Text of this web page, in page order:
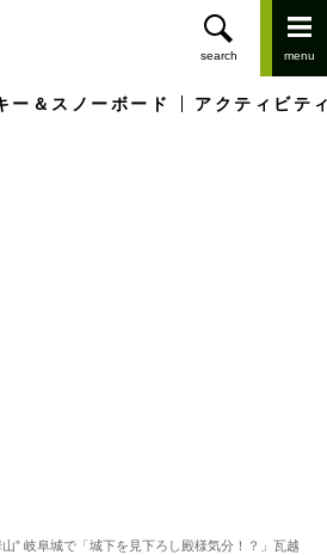
ー＆スノーボード アクティビテ
” 岐阜城で「城下を見下ろし殿様気分！？」瓦越